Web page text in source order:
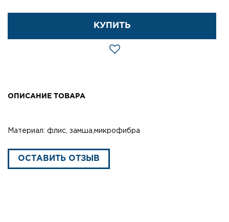
КУПИТЬ
ОПИСАНИЕ ТОВАРА
Материал: флис, замша,микрофибра
ОСТАВИТЬ ОТЗЫВ